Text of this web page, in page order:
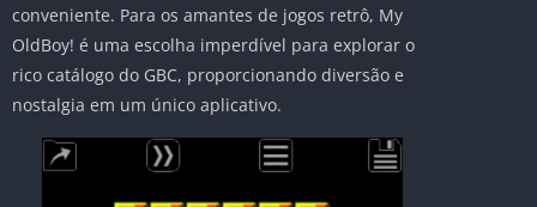
conveniente. Para os amantes de jogos retrô, My
OldBoy! é uma escolha imperdível para explorar o
rico catálogo do GBC, proporcionando diversão e
nostalgia em um único aplicativo.